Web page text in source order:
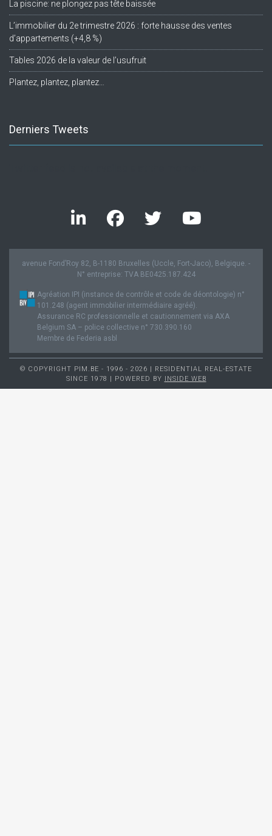
La piscine: ne plongez pas tête baissée
L’immobilier du 2e trimestre 2026 : forte hausse des ventes
d’appartements (+4,8 %)
Tables 2026 de la valeur de l’usufruit
Plantez, plantez, plantez…
Derniers Tweets
avenue Fond’Roy 82, B-1180 Bruxelles (Uccle, Fort-Jaco), Belgique. -
N° entreprise: TVA BE0425.187.424
Agréation IPI (instance de contrôle et code de déontologie) n°
101.248 (agent immobilier intermédiaire agréé).
Assurance RC professionnelle et cautionnement via AXA
Belgium SA – police collective n° 730.390.160
Membre de Federia asbl
© COPYRIGHT PIM.BE - 1996 - 2026 | RESIDENTIAL REAL-ESTATE
SINCE 1978 | POWERED BY
INSIDE WEB